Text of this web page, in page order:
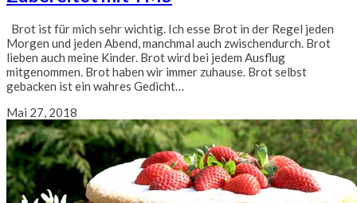
Brot ist für mich sehr wichtig. Ich esse Brot in der Regel jeden
Morgen und jeden Abend, manchmal auch zwischendurch. Brot
lieben auch meine Kinder. Brot wird bei jedem Ausflug
mitgenommen. Brot haben wir immer zuhause. Brot selbst
gebacken ist ein wahres Gedicht…
Mai 27, 2018